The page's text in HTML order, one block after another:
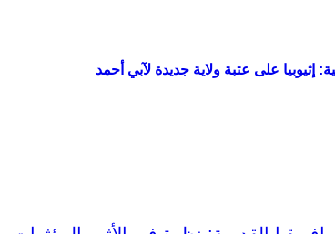
إثيوبيا على عتبة ولاية جديدة لآبي أحمد